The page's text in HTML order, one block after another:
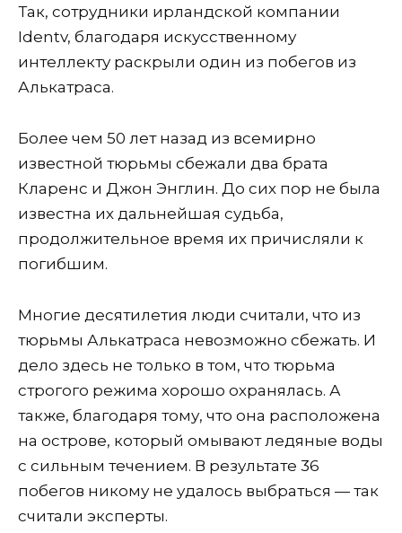
Так, сотрудники ирландской компании
Identv, благодаря искусственному
интеллекту раскрыли один из побегов из
Алькатраса.
Более чем 50 лет назад из всемирно
известной тюрьмы сбежали два брата
Кларенс и Джон Энглин. До сих пор не была
известна их дальнейшая судьба,
продолжительное время их причисляли к
погибшим.
Многие десятилетия люди считали, что из
тюрьмы Алькатраса невозможно сбежать. И
дело здесь не только в том, что тюрьма
строгого режима хорошо охранялась. А
также, благодаря тому, что она расположена
на острове, который омывают ледяные воды
с сильным течением. В результате 36
побегов никому не удалось выбраться — так
считали эксперты.